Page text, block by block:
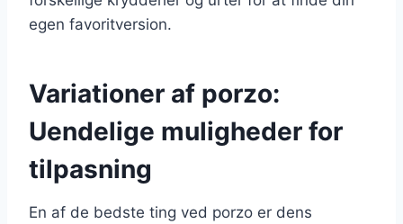
egen favoritversion.
Variationer af porzo:
Uendelige muligheder for
tilpasning
En af de bedste ting ved porzo er dens